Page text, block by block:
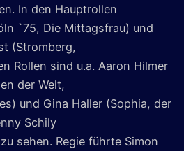
In den Hauptrollen
`75, Die Mittagsfrau) und
(Stromberg,
Rollen sind u.a. Aaron Hilmer
der Welt,
und Gina Haller (Sophia, der
Schily
sehen. Regie führte Simon